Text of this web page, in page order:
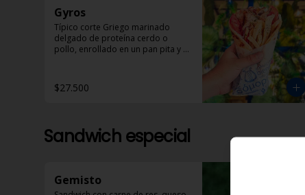
Gyros
Típico corte Griego marinado
delgado de proteína cerdo o
pollo, enrollado en un pan pita y
$27.500
Sandwich especial
Gemisto